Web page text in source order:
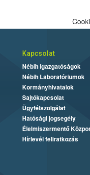
Kapcsolat
Nébih Igazgatóságok
Nébih Laboratóriumok
Kormányhivatalok
Sajtókapcsolat
Ügyfélszolgálat
Hatósági jogsegély
Élelmiszermentő
Hírlevél feliratkozás